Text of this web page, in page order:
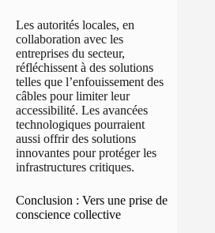
Les autorités locales, en
collaboration avec les
entreprises du secteur,
réfléchissent à des solutions
telles que l’enfouissement des
câbles pour limiter leur
accessibilité. Les avancées
technologiques pourraient
aussi offrir des solutions
innovantes pour protéger les
infrastructures critiques.
Conclusion : Vers une prise de
conscience collective